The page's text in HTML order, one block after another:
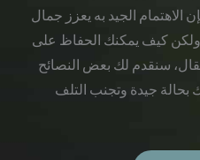
الاهتمام الجيد به يعزز جمال
كيف يمكنك الحفاظ على
سنقدم لك بعض النصائح